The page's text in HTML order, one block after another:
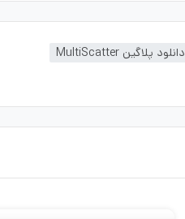
دانلود پلاگین MultiScatter